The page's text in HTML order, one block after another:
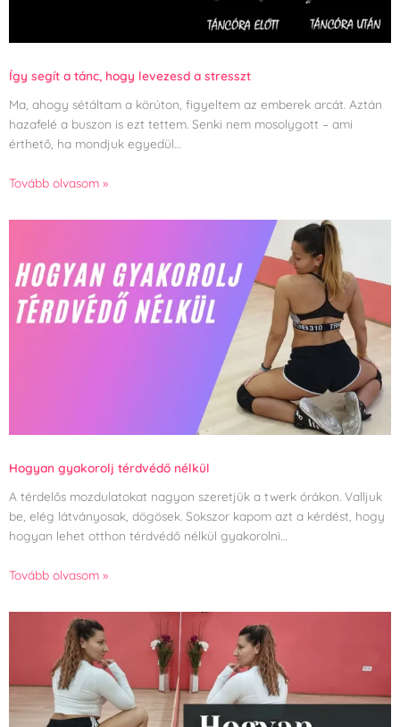
Így segít a tánc, hogy levezesd a stresszt
Ma, ahogy sétáltam a körúton, figyeltem az emberek arcát. Aztán
hazafelé a buszon is ezt tettem. Senki nem mosolygott – ami
érthető, ha mondjuk egyedül…
Tovább olvasom »
Hogyan gyakorolj térdvédő nélkül
A térdelős mozdulatokat nagyon szeretjük a twerk órákon. Valljuk
be, elég látványosak, dögösek. Sokszor kapom azt a kérdést, hogy
hogyan lehet otthon térdvédő nélkül gyakorolni…
Tovább olvasom »